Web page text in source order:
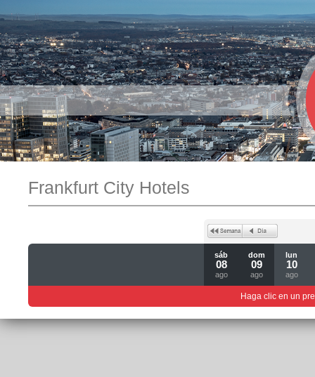
Frankfurt City Hotels
sáb
08
ago
dom
09
ago
lun
10
ago
Haga clic en un